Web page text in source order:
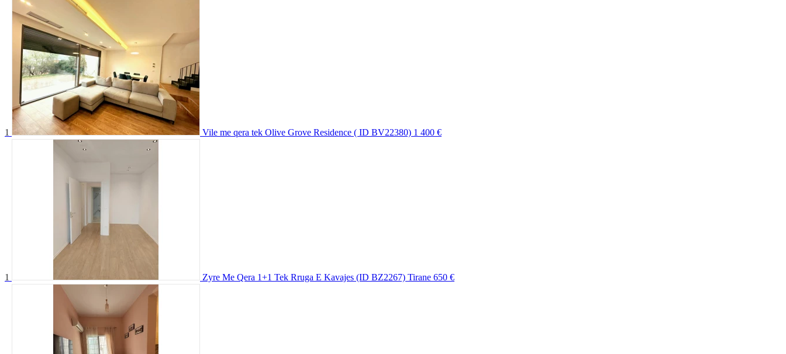
1 Vile me qera tek Olive Grove Residence ( ID BV22380) 1 400 €
1 Zyre Me Qera 1+1 Tek Rruga E Kavajes (ID BZ2267) Tirane 650 €